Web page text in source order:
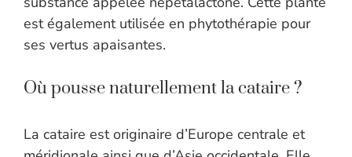
est également utilisée en phytothérapie pour
ses vertus apaisantes.
Où pousse naturellement la cataire ?
La cataire est originaire d’Europe centrale et